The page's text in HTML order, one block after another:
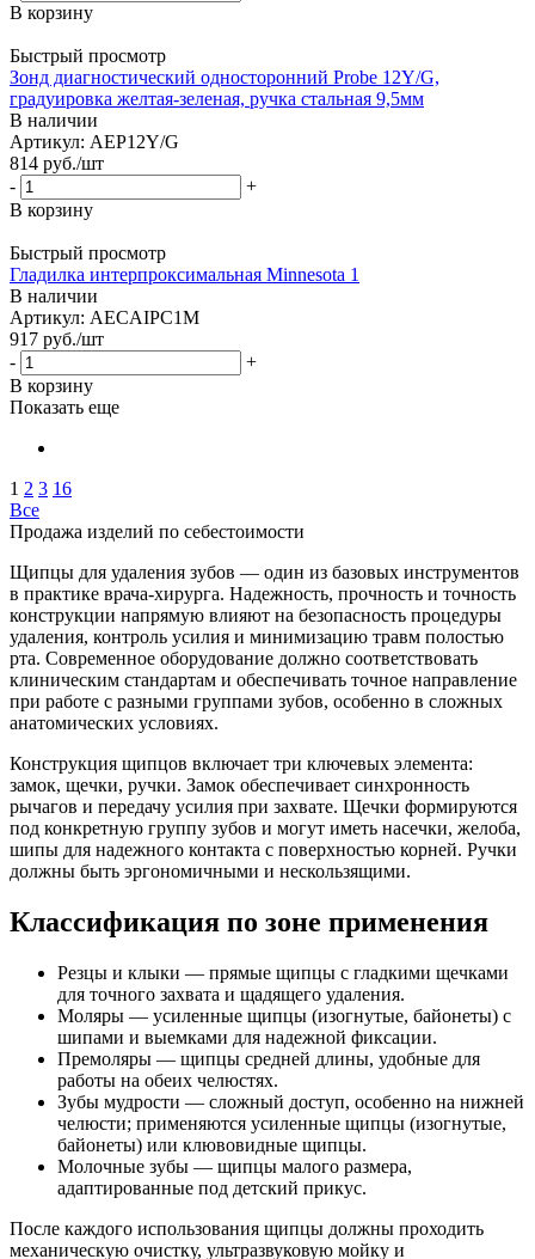
В корзину
Быстрый просмотр
Зонд диагностический односторонний Probe 12Y/G,
градуировка желтая-зеленая, ручка стальная 9,5мм
В наличии
Артикул: AEP12Y/G
814 руб./шт
-
+
В корзину
Быстрый просмотр
Гладилка интерпроксимальная Minnesota 1
В наличии
Артикул: AECAIPC1M
917 руб./шт
-
+
В корзину
Показать еще
1 2 3 16
Все
Продажа изделий по себестоимости
Щипцы для удаления зубов — один из базовых инструментов
в практике врача-хирурга. Надежность, прочность и точность
конструкции напрямую влияют на безопасность процедуры
удаления, контроль усилия и минимизацию травм полостью
рта. Современное оборудование должно соответствовать
клиническим стандартам и обеспечивать точное направление
при работе с разными группами зубов, особенно в сложных
анатомических условиях.
Конструкция щипцов включает три ключевых элемента:
замок, щечки, ручки. Замок обеспечивает синхронность
рычагов и передачу усилия при захвате. Щечки формируются
под конкретную группу зубов и могут иметь насечки, желоба,
шипы для надежного контакта с поверхностью корней. Ручки
должны быть эргономичными и нескользящими.
Классификация по зоне применения
Резцы и клыки — прямые щипцы с гладкими щечками
для точного захвата и щадящего удаления.
Моляры — усиленные щипцы (изогнутые, байонеты) с
шипами и выемками для надежной фиксации.
Премоляры — щипцы средней длины, удобные для
работы на обеих челюстях.
Зубы мудрости — сложный доступ, особенно на нижней
челюсти; применяются усиленные щипцы (изогнутые,
байонеты) или клювовидные щипцы.
Молочные зубы — щипцы малого размера,
адаптированные под детский прикус.
После каждого использования щипцы должны проходить
механическую очистку, ультразвуковую мойку и